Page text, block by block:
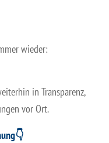
wieder:
in Transparenz,
vor Ort.
👇